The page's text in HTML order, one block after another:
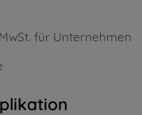
für Unternehmen